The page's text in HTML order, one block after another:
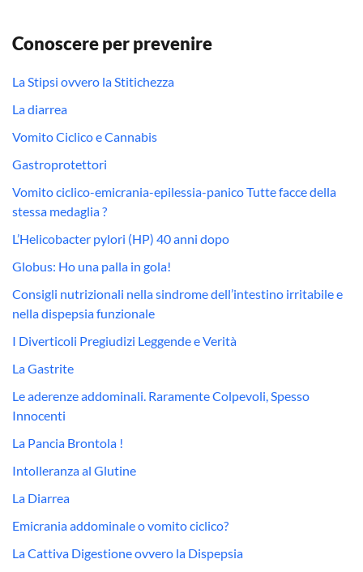
Conoscere per prevenire
La Stipsi ovvero la Stitichezza
La diarrea
Vomito Ciclico e Cannabis
Gastroprotettori
Vomito ciclico-emicrania-epilessia-panico Tutte facce della
stessa medaglia ?
L’Helicobacter pylori (HP) 40 anni dopo
Globus: Ho una palla in gola!
Consigli nutrizionali nella sindrome dell’intestino irritabile e
nella dispepsia funzionale
I Diverticoli Pregiudizi Leggende e Verità
La Gastrite
Le aderenze addominali. Raramente Colpevoli, Spesso
Innocenti
La Pancia Brontola !
Intolleranza al Glutine
La Diarrea
Emicrania addominale o vomito ciclico?
La Cattiva Digestione ovvero la Dispepsia